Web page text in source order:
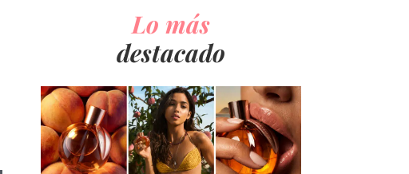
Lo más
destacado